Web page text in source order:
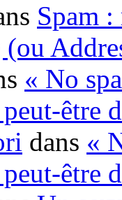
Spam :
« No
être
dans «
être